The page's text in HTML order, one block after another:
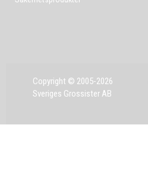
Copyright © 2005-2026
Sveriges Grossister AB